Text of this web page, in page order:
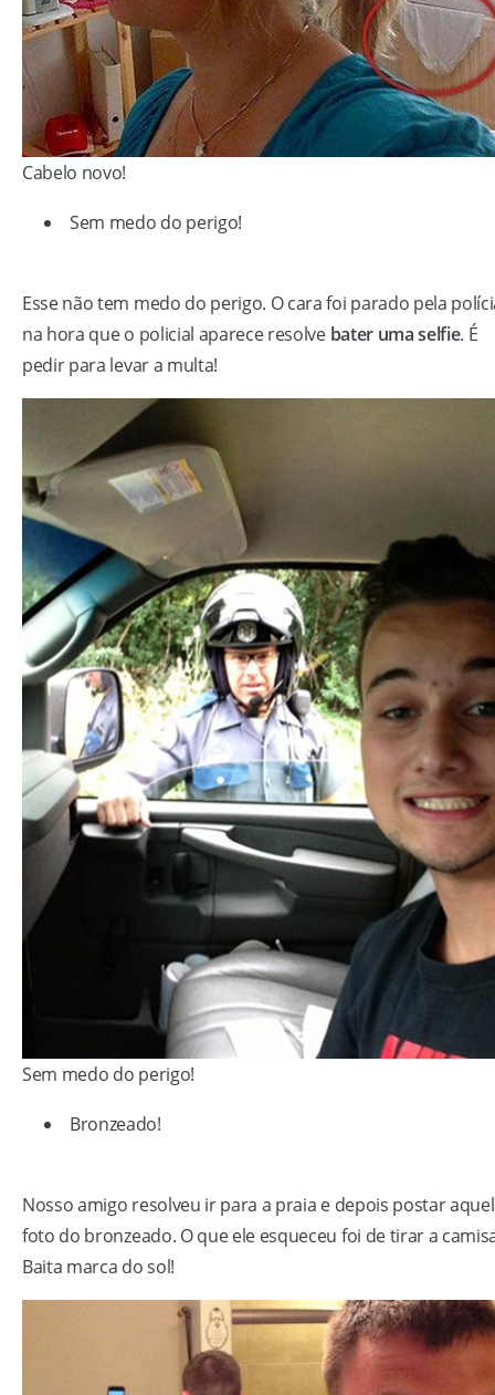
Cabelo novo!
Sem medo do perigo!
Esse não tem medo do perigo. O cara foi parado pela
na hora que o policial aparece resolve bater uma selfie. É
pedir para levar a multa!
Sem medo do perigo!
Bronzeado!
Nosso amigo resolveu ir para a praia e depois postar
foto do bronzeado. O que ele esqueceu foi de tirar a
Baita marca do sol!